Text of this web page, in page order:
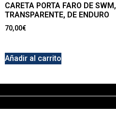
CARETA PORTA FARO DE SWM,
TRANSPARENTE, DE ENDURO
70,00€
Añadir al carrito